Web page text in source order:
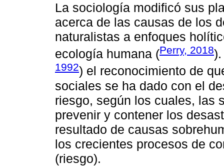
La sociología modificó sus
acerca de las causas de los
naturalistas a enfoques
ecología humana (Perry, 2018
1992) el reconocimiento de
sociales se ha dado con el
riesgo, según los cuales, las
prevenir y contener los
resultado de causas
los crecientes procesos de
(riesgo).